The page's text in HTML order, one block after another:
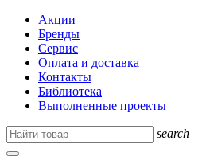
Акции
Бренды
Сервис
Оплата и доставка
Контакты
Библиотека
Выполненные проекты
search